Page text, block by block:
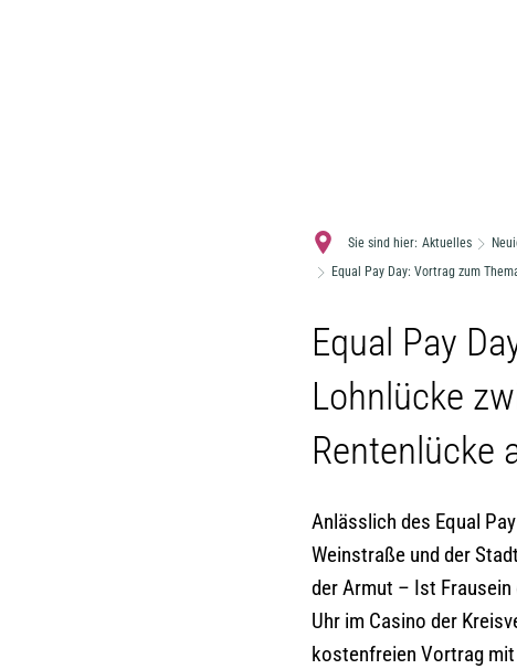
Sie sind hier: Aktuelles
Equal Pay Day: Vortrag zum
Equal Pay
Lohnlücke
Rentenlücke
Anlässlich des Equal
Weinstraße und der
der Armut – Ist Frausein
Uhr im Casino der
kostenfreien Vortrag